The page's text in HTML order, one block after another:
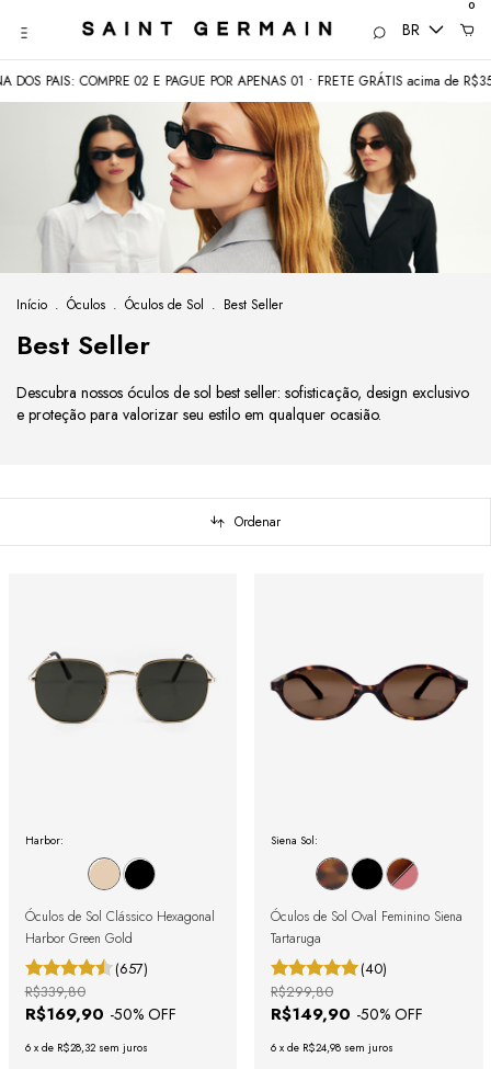
BR
0
02 E PAGUE POR APENAS 01 • FRETE GRÁTIS acima de R$350
Início . Óculos . Óculos de Sol . Best Seller
Best Seller
Descubra nossos óculos de sol best seller: sofisticação, design exclusivo
e proteção para valorizar seu estilo em qualquer ocasião.
Ordenar
Harbor:
Óculos de Sol Clássico Hexagonal
Harbor Green Gold
(657)
R$169,90 -50% OFF
R$339,80
6 x de R$28,32 sem juros
Siena Sol:
Óculos de Sol Oval Feminino Siena
Tartaruga
(40)
R$149,90 -50% OFF
R$299,80
6 x de R$24,98 sem juros